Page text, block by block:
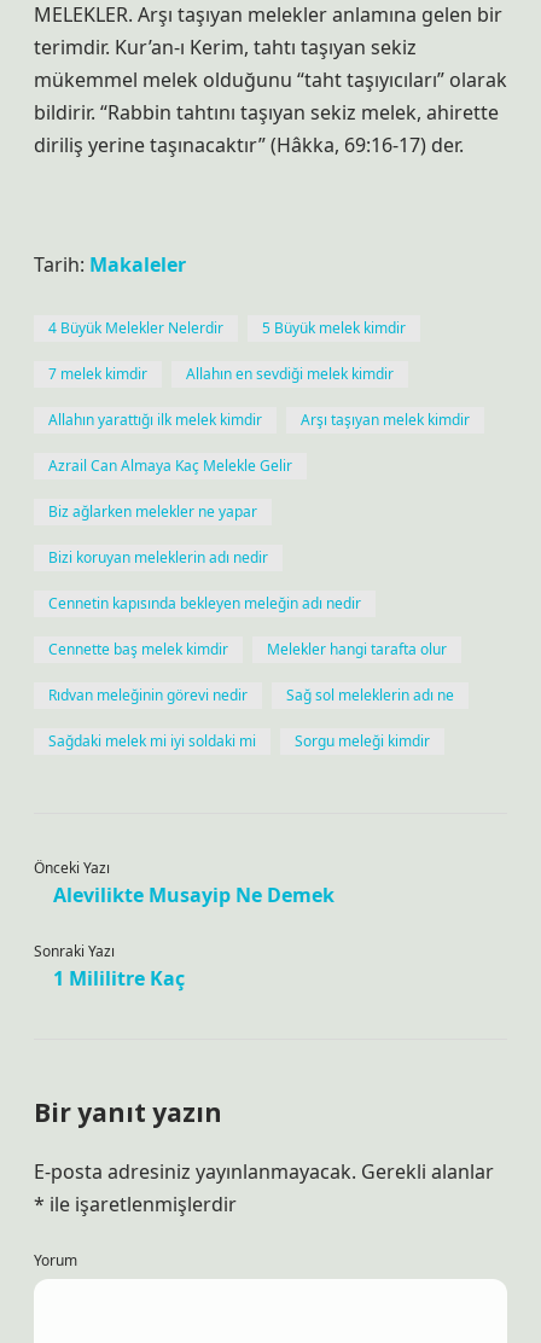
MELEKLER. Arşı taşıyan melekler anlamına gelen bir
terimdir. Kur’an-ı Kerim, tahtı taşıyan sekiz
mükemmel melek olduğunu “taht taşıyıcıları” olarak
bildirir. “Rabbin tahtını taşıyan sekiz melek, ahirette
diriliş yerine taşınacaktır” (Hâkka, 69:16-17) der.
Tarih: Makaleler
4 Büyük Melekler Nelerdir 5 Büyük melek kimdir
7 melek kimdir Allahın en sevdiği melek kimdir
Allahın yarattığı ilk melek kimdir Arşı taşıyan melek kimdir
Azrail Can Almaya Kaç Melekle Gelir
Biz ağlarken melekler ne yapar
Bizi koruyan meleklerin adı nedir
Cennetin kapısında bekleyen meleğin adı nedir
Cennette baş melek kimdir Melekler hangi tarafta olur
Rıdvan meleğinin görevi nedir Sağ sol meleklerin adı ne
Sağdaki melek mi iyi soldaki mi Sorgu meleği kimdir
Önceki Yazı
Alevilikte Musayip Ne Demek
Sonraki Yazı
1 Mililitre Kaç
Bir yanıt yazın
E-posta adresiniz yayınlanmayacak. Gerekli alanlar
* ile işaretlenmişlerdir
Yorum